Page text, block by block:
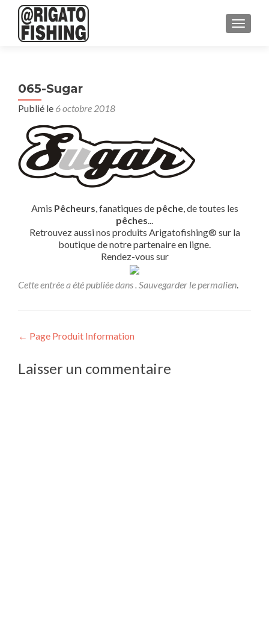
065-Sugar
Publié le 6 octobre 2018
Amis Pêcheurs, fanatiques de pêche, de toutes les
pêches...
Retrouvez aussi nos produits Arigatofishing® sur la
boutique de notre partenaire en ligne.
Rendez-vous sur
Cette entrée a été publiée dans . Sauvegarder lepermalien.
Navigation
de
l’article
← Page Produit Information
Laisser un commentaire